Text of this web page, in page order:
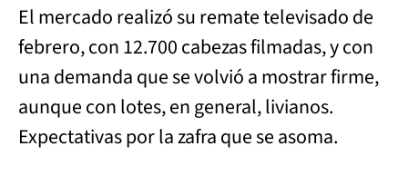
El mercado realizó su remate televisado de
febrero, con 12.700 cabezas filmadas, y con
una demanda que se volvió a mostrar firme,
aunque con lotes, en general, livianos.
Expectativas por la zafra que se asoma.